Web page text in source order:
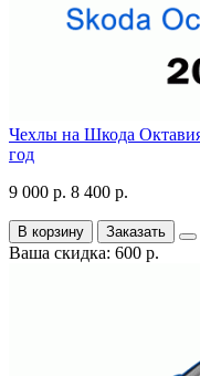
Чехлы на Шкода
год
9 000 р. 8 400 р.
В корзину Заказать
Ваша скидка: 600 р.